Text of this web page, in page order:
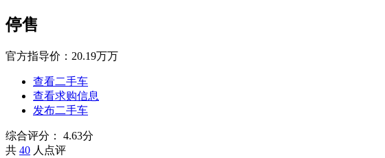
停售
官方指导价： 20.19万万
查看二手车
查看求购信息
发布二手车
综合评分：
4.63分
共 40 人点评